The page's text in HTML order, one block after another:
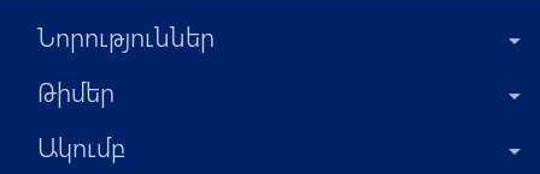
Նորություններ
Թիմեր
Ակումբ